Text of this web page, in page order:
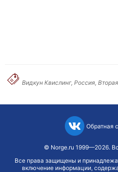
Видкун Квислинг, Россия,
Обратная
© Norge.ru 1999—2026.
Все права защищены и
включение информации,